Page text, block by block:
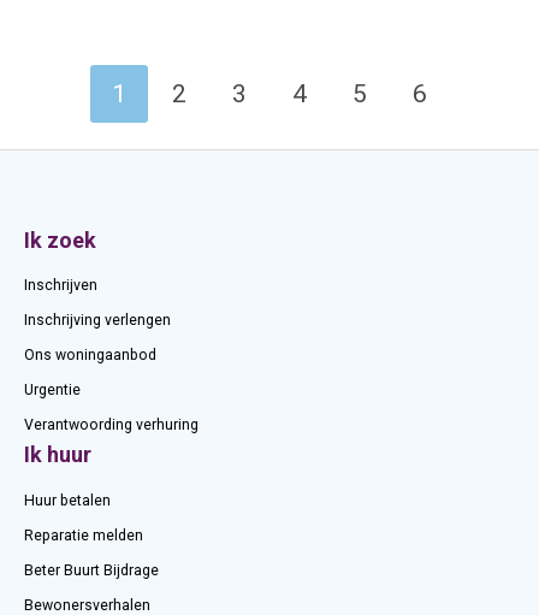
Selecteer een pagina
1 2 3 4 5 6
Contactinformatie
Ik zoek
Inschrijven
Inschrijving verlengen
Ons woningaanbod
Urgentie
Verantwoording verhuring
Ik huur
Huur betalen
Reparatie melden
Beter Buurt Bijdrage
Bewonersverhalen